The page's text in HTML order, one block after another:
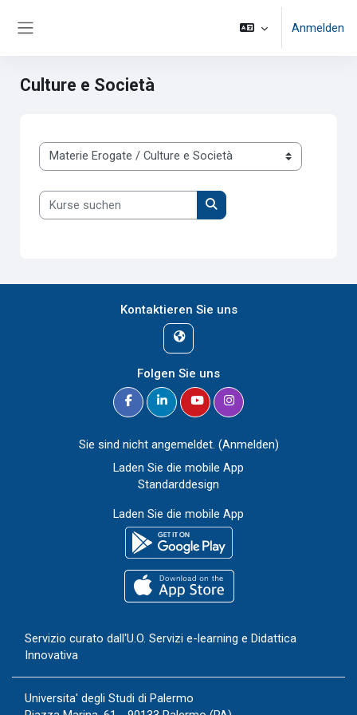
Anmelden
Culture e Società
Kursbereiche
Kurse suchen
Kurse suchen
Kontaktieren Sie uns
Folgen Sie uns
Sie sind nicht angemeldet. (Anmelden)
Laden Sie die mobile App
Standarddesign
Laden Sie die mobile App
Servizio curato dall'U.O. Servizi e-learning e Didattica
Innovativa
Universita' degli Studi di Palermo